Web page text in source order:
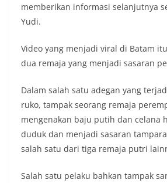
memberikan informasi selanjutnya
Yudi.
Video yang menjadi viral di Batam
dua remaja yang menjadi sasaran
Dalam salah satu adegan yang
ruko, tampak seorang remaja
mengenakan baju putih dan celana
duduk dan menjadi sasaran
salah satu dari tiga remaja putri
Salah satu pelaku bahkan tampak